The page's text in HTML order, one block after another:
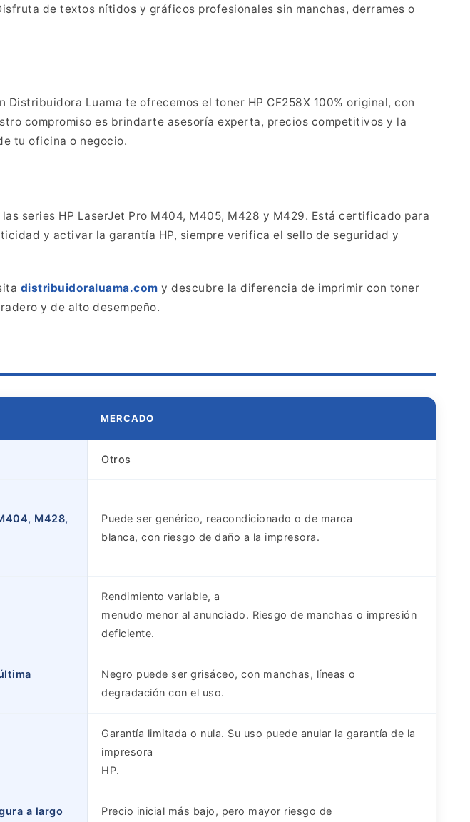
de textos nítidos y gráficos profesionales sin manchas, derrames o
Distribuidora Luama te ofrecemos el toner HP CF258X 100% original, con
compromiso es brindarte asesoría experta, precios competitivos y la
tu oficina o negocio.
series HP LaserJet Pro M404, M405, M428 y M429. Está certificado para
y activar la garantía HP, siempre verifica el sello de seguridad y
distribuidoraluama.com y descubre la diferencia de imprimir con toner
y de alto desempeño.
MERCADO
Otros
M428,
Puede ser genérico, reacondicionado o de marca
blanca, con riesgo de daño a la impresora.
Rendimiento variable, a
menudo menor al anunciado. Riesgo de manchas o impresión
deficiente.
Negro puede ser grisáceo, con manchas, líneas o
degradación con el uso.
Garantía limitada o nula. Su uso puede anular la garantía de la
impresora
HP.
a largo
Precio inicial más bajo, pero mayor riesgo de